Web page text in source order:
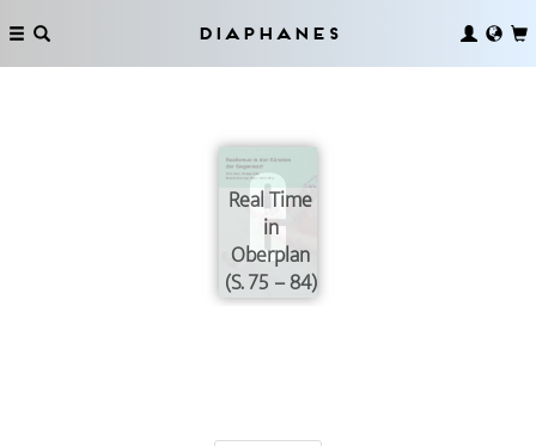
Diaphanes
Real Time
in
Oberplan
(S. 75 – 84)